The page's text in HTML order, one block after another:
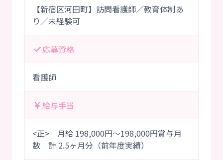
【新宿区河田町】訪問看護師／教育体制あ
り／未経験可
応募資格
看護師
給与手当
<正> 月給 198,000円～198,000円賞与月
数 計 2.5ヶ月分（前年度実績）